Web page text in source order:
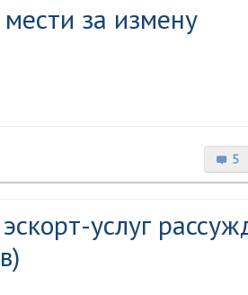
за измену
5
услуг